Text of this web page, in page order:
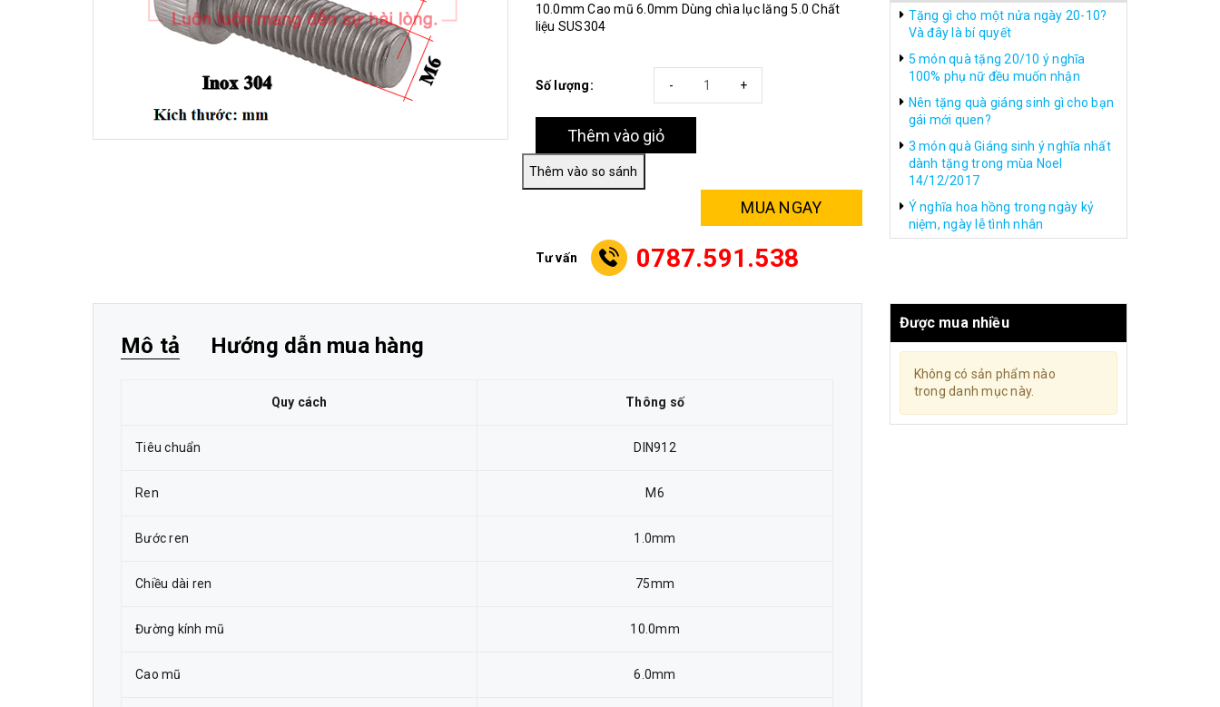
10.0mm Cao mũ 6.0mm Dùng chìa lục lăng 5.0 Chất
liệu SUS304
Số lượng: +
-
Thêm vào giỏ
MUA NGAY
Tư vấn 0787.591.538
Tặng gì cho một nửa ngày 20-10?
Và đây là bí quyết
5 món quà tặng 20/10 ý nghĩa
100% phụ nữ đều muốn nhận
Nên tặng quà giáng sinh gì cho bạn
gái mới quen?
3 món quà Giáng sinh ý nghĩa nhất
dành tặng trong mùa Noel
14/12/2017
Ý nghĩa hoa hồng trong ngày kỷ
niệm, ngày lễ tình nhân
Mô tả Hướng dẫn mua hàng
Quy cách Thông số
Tiêu chuẩn DIN912
Ren M6
Bước ren 1.0mm
Chiều dài ren 75mm
Đường kính mũ 10.0mm
Cao mũ 6.0mm
Được mua nhiều
Không có sản phẩm nào
trong danh mục này.